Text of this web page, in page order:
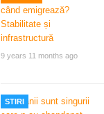
9 years 11 months ago
STIRI